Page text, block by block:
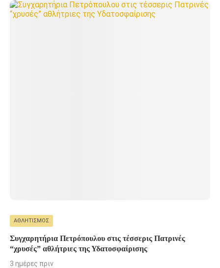
ΑΘΛΗΤΙΣΜΌΣ
Συγχαρητήρια Πετρόπουλου στις τέσσερις Πατρινές
“χρυσές” αθλήτριες της Υδατοσφαίρισης
3 ημέρες πριν